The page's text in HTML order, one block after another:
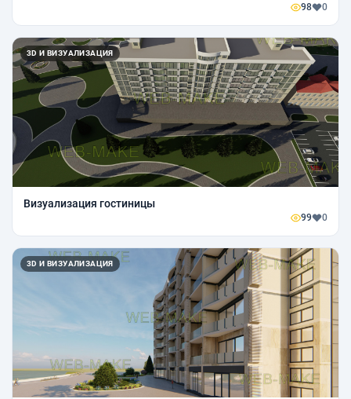
98 0
3D И ВИЗУАЛИЗАЦИЯ
Визуализация гостиницы
99 0
3D И ВИЗУАЛИЗАЦИЯ